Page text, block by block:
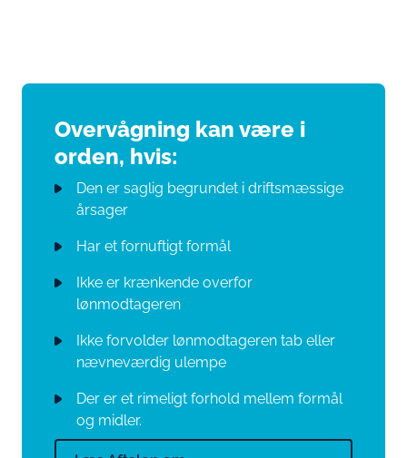
Overvågning kan være i
orden, hvis:
Den er saglig begrundet i driftsmæssige
årsager
Har et fornuftigt formål
Ikke er krænkende overfor
lønmodtageren
Ikke forvolder lønmodtageren tab eller
nævneværdig ulempe
Der er et rimeligt forhold mellem formål
og midler.